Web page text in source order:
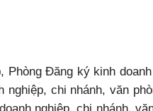
Phòng Đăng ký kinh
chi nhánh, văn
nghiệp, chi nhánh,